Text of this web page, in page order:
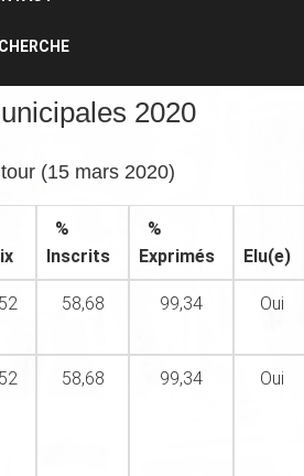
2020
tour (15 mars 2020)
%
Inscrits
%
Exprimés
Elu(e)
58,68 99,34 Oui
58,68 99,34 Oui